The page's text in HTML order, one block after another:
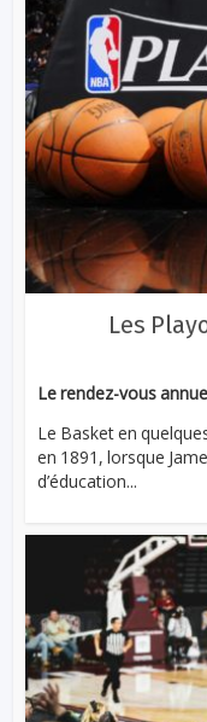
Les
Le rendez-vous
Le Basket en
en 1891, lorsque
d’éducation...